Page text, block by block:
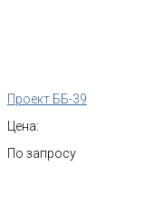
Проект ББ-39
Цена:
По запросу